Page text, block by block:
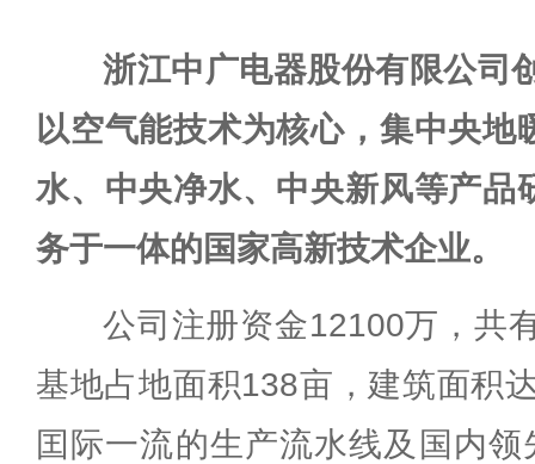
浙江中广电器股份有限公司
以空气能技术为核心，集中央地
水、中央净水、中央新风等产品
务于一体的国家高新技术企业。
公司注册资金12100万，共
基地占地面积138亩，建筑面积
囯际一流的生产流水线及国内